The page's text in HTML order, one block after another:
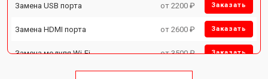
Замена USB порта от 2200 ₽ Заказать
Замена HDMI порта от 2600 ₽ Заказать
Замена модуля Wi-Fi от 3500 ₽ Заказать